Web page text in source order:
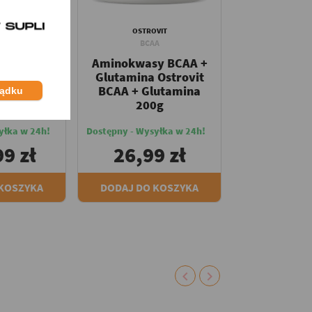
Xplode
w 24h!
zł
OSTROVIT
BCAA
Aminokwasy BCAA +
Glutamina Ostrovit
BCAA + Glutamina
200g
Dostępny - Wysyłka w 24h!
26,99 zł
DODAJ DO KOSZYKA
chevron_right
chevron_left